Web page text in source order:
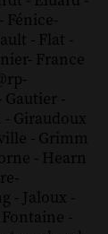
- Fénice-
- Flat -
- France
-
Gautier -
- Giraudoux
- Grimm
- Hearn
-
- Jaloux -
Fontaine -